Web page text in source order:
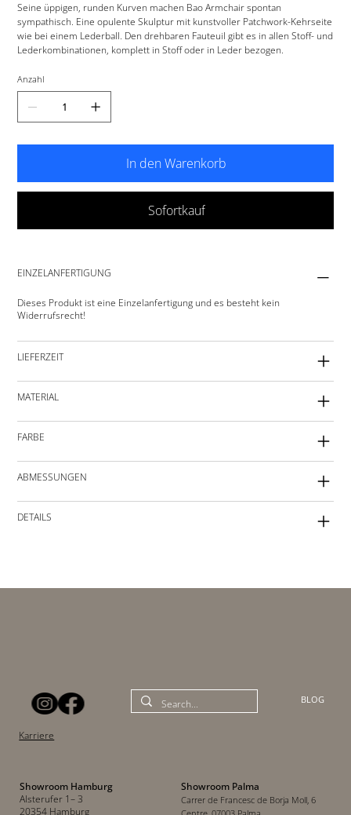
Seine üppigen, runden Kurven machen Bao Armchair spontan
sympathisch. Eine opulente Skulptur mit kunstvoller Patchwork-Kehrseite
wie bei einem Lederball. Den drehbaren Fauteuil gibt es in allen Stoff- und
Lederkombinationen, komplett in Stoff oder in Leder bezogen.
Anzahl
In den Warenkorb
Sofortkauf
EINZELANFERTIGUNG
Dieses Produkt ist eine Einzelanfertigung und es besteht kein
Widerrufsrecht!
LIEFERZEIT
MATERIAL
FARBE
ABMESSUNGEN
DETAILS
Showroom Hamburg
Alsterufer 1– 3
20354 Hamburg
Showroom Palma
Carrer de Francesc de Borja Moll, 6
BLOG
Karriere